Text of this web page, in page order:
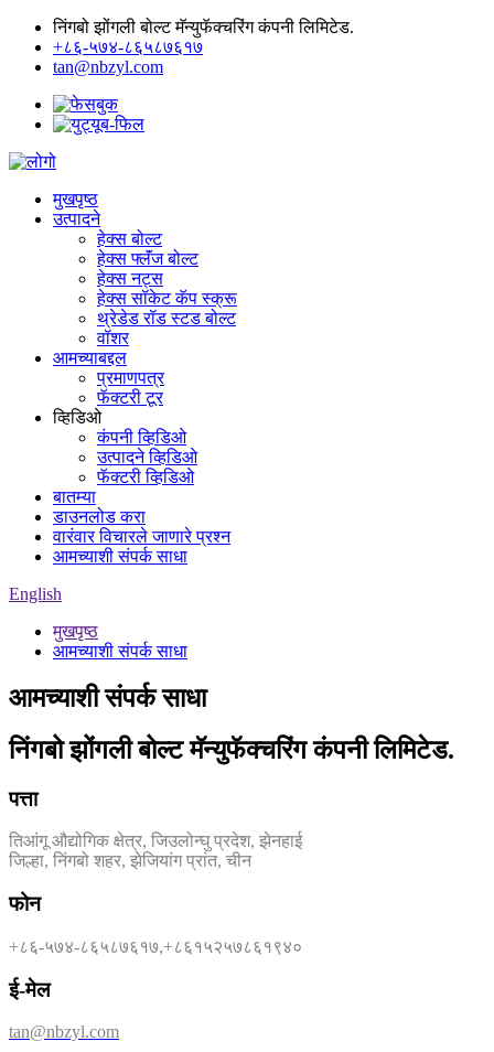
निंगबो झोंगली बोल्ट मॅन्युफॅक्चरिंग कंपनी लिमिटेड.
+८६-५७४-८६५८७६१७
tan@nbzyl.com
मुखपृष्ठ
उत्पादने
हेक्स बोल्ट
हेक्स फ्लॅंज बोल्ट
हेक्स नट्स
हेक्स सॉकेट कॅप स्क्रू
थ्रेडेड रॉड स्टड बोल्ट
वॉशर
आमच्याबद्दल
प्रमाणपत्र
फॅक्टरी टूर
व्हिडिओ
कंपनी व्हिडिओ
उत्पादने व्हिडिओ
फॅक्टरी व्हिडिओ
बातम्या
डाउनलोड करा
वारंवार विचारले जाणारे प्रश्न
आमच्याशी संपर्क साधा
English
मुखपृष्ठ
आमच्याशी संपर्क साधा
आमच्याशी संपर्क साधा
निंगबो झोंगली बोल्ट मॅन्युफॅक्चरिंग कंपनी लिमिटेड.
पत्ता
तिआंगू औद्योगिक क्षेत्र, जिउलोन्घु प्रदेश, झेनहाई
जिल्हा, निंगबो शहर, झेजियांग प्रांत, चीन
फोन
+८६-५७४-८६५८७६१७,+८६१५२५७८६१९४०
ई-मेल
tan@nbzyl.com